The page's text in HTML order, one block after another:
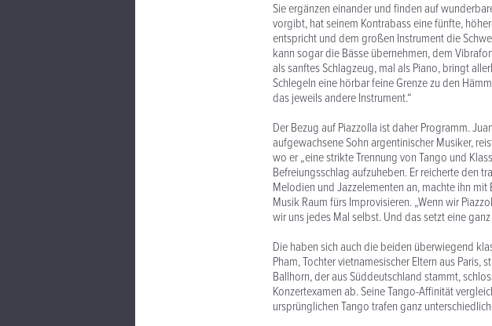
Sie ergänzen einander und finden auf
vorgibt, hat seinem Kontrabass eine fünfte,
entspricht und dem großen Instrument die
kann sogar die Bässe übernehmen, dem
als sanftes Schlagzeug, mal als Piano, bringt
Schlegeln eine hörbar feine Grenze zu den
das jeweils andere Instrument.“
Der Bezug auf Piazzolla ist daher Programm.
aufgewachsene Sohn argentinischer Musiker,
wo er „eine strikte Trennung von Tango und
Befreiungsschlag aufzuheben. Er reicherte den
Melodien und Jazzelementen an, machte ihn
Musik Raum fürs Improvisieren. „Wenn wir
wir uns jedes Mal selbst. Und das setzt eine
Die haben sich auch die beiden überwiegend
Pham, Tochter vietnamesischer Eltern aus
Ballhorn, der aus Süddeutschland stammt,
Konzertexamen ab. Seine Tango-Affinität
ursprünglichen Tango trafen ganz